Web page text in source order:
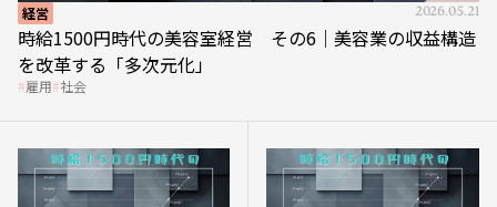
経営 2026.05.21
時給1500円時代の美容室経営 その6｜美容業の収益構造
を改革する「多次元化」
雇用 社会